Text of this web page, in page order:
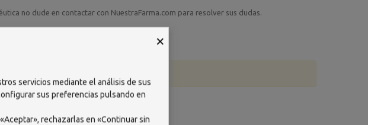
no dude en contactar con NuestraFarma.com para resolver sus dudas.
×
servicios mediante el análisis de sus
sus preferencias pulsando en
rechazarlas en «Continuar sin